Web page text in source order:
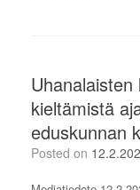
kieltämistä
eduskunnan
Posted on